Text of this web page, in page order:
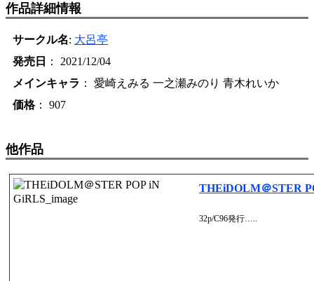
作品詳細情報
サークル名: 大呂亭
発売日
： 2021/12/04
メインキャラ ： 愛崎えみる 一之瀬みのり 青木れいか
価格： 907
他作品
THEiDOLM＠STER
32p/C96発行…..